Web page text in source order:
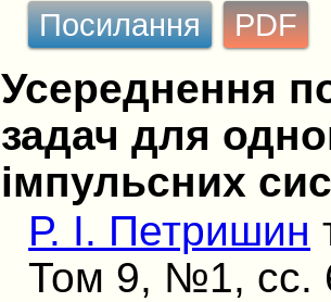
Посилання PDF
Усереднення
задач для
імпульсних
Р. І. Петришин
Том 9, №1, сс.